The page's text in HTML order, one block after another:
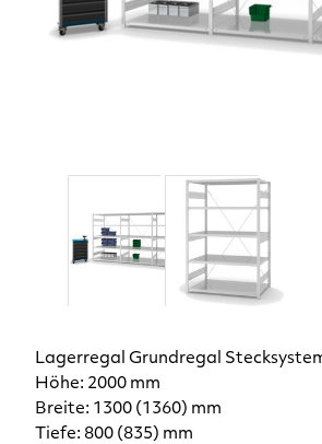
Lagerregal Grundregal
Höhe: 2000 mm
Breite: 1300 (1360) mm
Tiefe: 800 (835) mm